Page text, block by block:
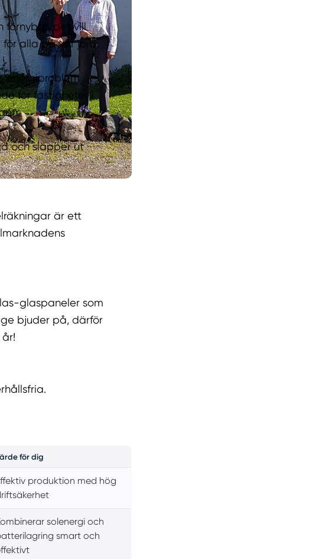
förnybar, det vill
alla på vår jord.
energiproblem
för fastigheter i
och släpper ut
är ett
glaspaneler som
bjuder på, därför
för dig
produktion med hög
solenergi och
smart och